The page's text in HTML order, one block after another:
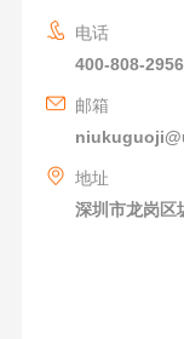
电话
400-808-2956
邮箱
地址
深圳市龙岗区